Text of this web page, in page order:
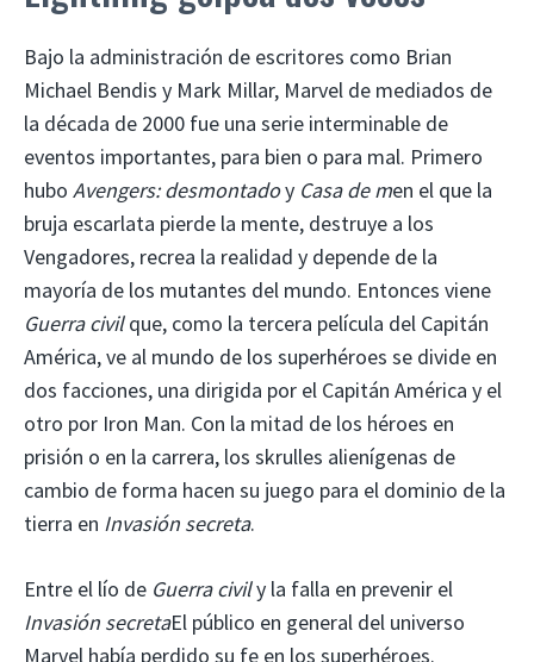
Bajo la administración de escritores como Brian
Michael Bendis y Mark Millar, Marvel de mediados de
la década de 2000 fue una serie interminable de
eventos importantes, para bien o para mal. Primero
hubo Avengers: desmontadoy Casa de men el que la
bruja escarlata pierde la mente, destruye a los
Vengadores, recrea la realidad y depende de la
mayoría de los mutantes del mundo. Entonces viene
Guerra civilque, como la tercera película del Capitán
América, ve al mundo de los superhéroes se divide en
dos facciones, una dirigida por el Capitán América y el
otro por Iron Man. Con la mitad de los héroes en
prisión o en la carrera, los skrulles alienígenas de
cambio de forma hacen su juego para el dominio de la
tierra en Invasión secreta.
Entre el lío de Guerra civily la falla en prevenir el
Invasión secretaEl público en general del universo
Marvel había perdido su fe en los superhéroes.